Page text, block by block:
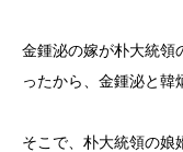
金鍾泌の嫁が朴大統領
ったから、金鍾泌と韓
そこで、朴大統領の娘